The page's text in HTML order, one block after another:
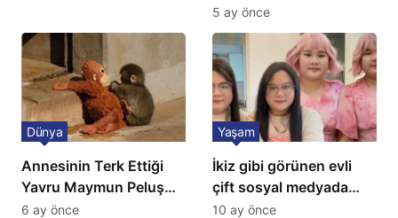
klasik yorumuyla
sahnede
5 ay önce
Annesinin Terk Ettiği
Yavru Maymun Peluş
Oyuncağını Anne Bildi
Dünya
6 ay önce
İkiz gibi görünen evli
çift sosyal medyada
gündem oldu
Yaşam
10 ay önce